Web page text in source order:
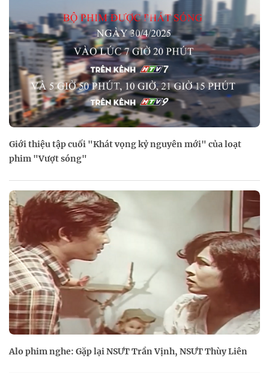
Giới thiệu tập cuối "Khát vọng kỷ nguyên mới" của loạt
phim "Vượt sóng"
Alo phim nghe: Gặp lại NSƯT Trần Vịnh, NSƯT Thùy Liên